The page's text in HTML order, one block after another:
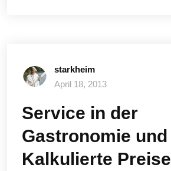
starkheim
April 18, 2013
Service in der
Gastronomie und
Kalkulierte Preise